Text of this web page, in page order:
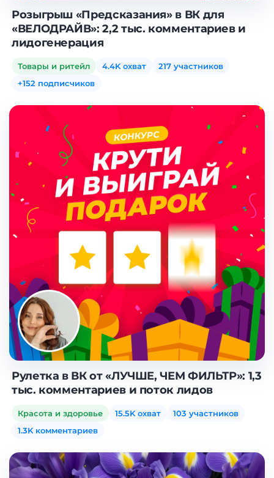
Розыгрыш «Предсказания» в ВК для
«ВЕЛОДРАЙВ»: 2,2 тыс. комментариев и
лидогенерация
Товары и ритейл 4.4K охват
217 участников
+152 подписчиков
Рулетка в ВК от «ЛУЧШЕ, ЧЕМ ФИЛЬТР»: 1,3
тыс. комментариев и поток лидов
Красота и здоровье 15.5K охват
103 участников
1.3K комментариев